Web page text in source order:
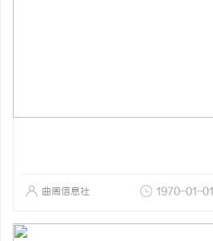
曲周信息社 1970-01-01